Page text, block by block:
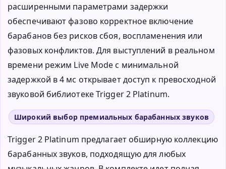
расширенными параметрами задержки
обеспечивают фазово корректное включение
барабанов без рисков сбоя, воспламенения или
фазовых конфликтов. Для выступлений в реальном
времени режим Live Mode с минимальной
задержкой в 4 мс открывает доступ к превосходной
звуковой библиотеке Trigger 2 Platinum.
Широкий выбор премиальных барабанных звуков
Trigger 2 Platinum предлагает обширную коллекцию
барабанных звуков, подходящую для любых